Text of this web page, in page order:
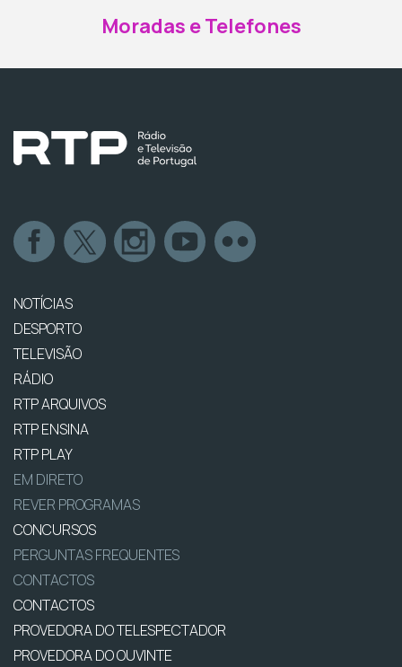
Moradas e Telefones
NOTÍCIAS
DESPORTO
TELEVISÃO
RÁDIO
RTP ARQUIVOS
RTP ENSINA
RTP PLAY
EM DIRETO
REVER PROGRAMAS
CONCURSOS
PERGUNTAS FREQUENTES
CONTACTOS
CONTACTOS
PROVEDORA DO TELESPECTADOR
PROVEDORA DO OUVINTE